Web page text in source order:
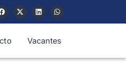
Vacantes